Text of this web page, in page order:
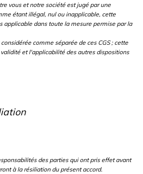
vous et notre société est jugé par une
étant illégal, nul ou inapplicable, cette
applicable dans toute la mesure permise par la
comme séparée de ces CGS ; cette
et l'applicabilité des autres dispositions
des parties qui ont pris effet avant
à la résiliation du présent accord.